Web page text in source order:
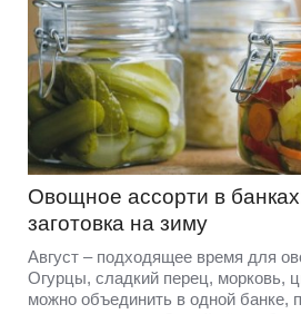
Овощное ассорти в
заготовка на зиму
Август – подходящее время для
Огурцы, сладкий перец, морковь,
можно объединить в одной банке,